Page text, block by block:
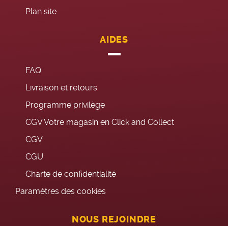
Plan site
AIDES
FAQ
Livraison et retours
Programme privilège
CGV Votre magasin en Click and Collect
CGV
CGU
Charte de confidentialité
Paramètres des cookies
NOUS REJOINDRE